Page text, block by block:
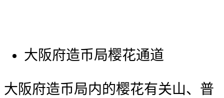
大阪府造币局樱花通道
大阪府造币局内的樱花有关山、普